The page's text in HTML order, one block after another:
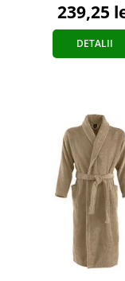
239,25
DETALII